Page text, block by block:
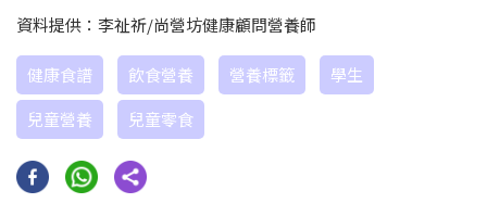
資料提供：李祉祈/尚營坊健康顧問營養師
健康食譜 飲食營養 營養標籤
學生
兒童營養
兒童零食